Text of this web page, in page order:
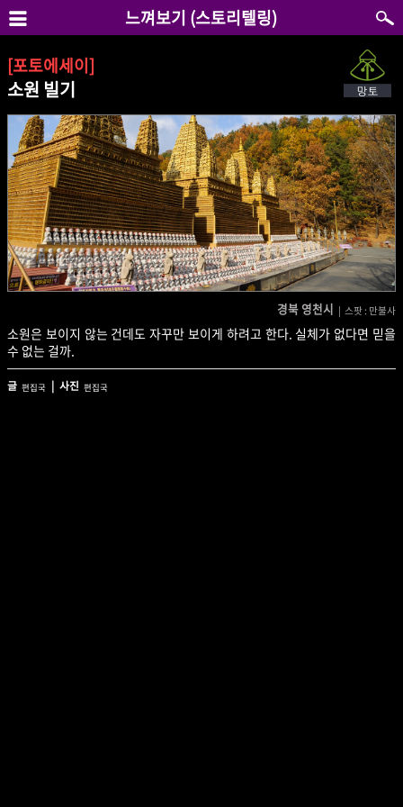
느껴보기 (스토리텔링)
[포토에세이]
소원 빌기
경북 영천시 | 스팟 : 만불사
소원은 보이지 않는 건데도 자꾸만 보이게 하려고 한다. 실체가 없다면 믿을
수 없는 걸까.
글 편집국 | 사진 편집국